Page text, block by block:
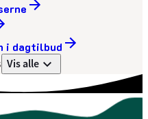
i dagtilbud
Vis alle